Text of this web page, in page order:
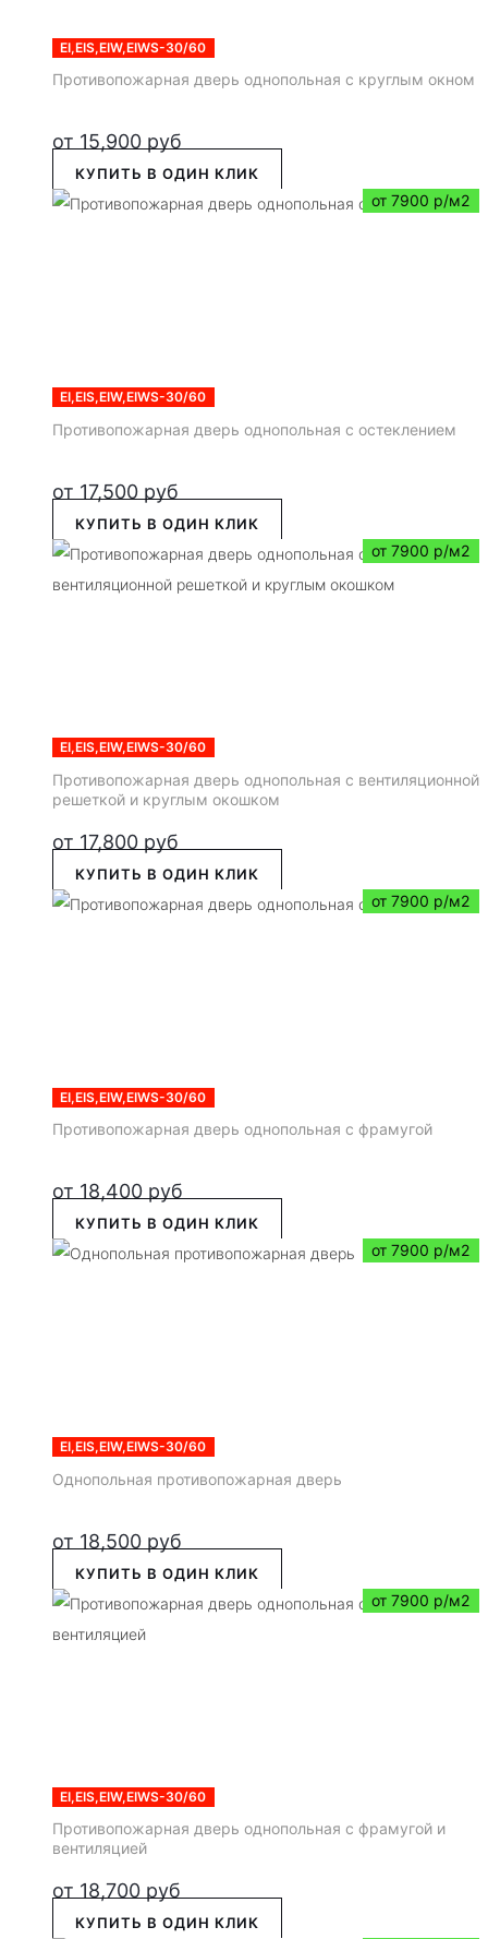
EI,EIS,EIW,EIWS-30/60
Противопожарная дверь однопольная с круглым окном
от 15,900 руб
КУПИТЬ В ОДИН КЛИК
от 7900 р/м2
EI,EIS,EIW,EIWS-30/60
Противопожарная дверь однопольная с остеклением
от 17,500 руб
КУПИТЬ В ОДИН КЛИК
от 7900 р/м2
EI,EIS,EIW,EIWS-30/60
Противопожарная дверь однопольная с вентиляционной
решеткой и круглым окошком
от 17,800 руб
КУПИТЬ В ОДИН КЛИК
от 7900 р/м2
EI,EIS,EIW,EIWS-30/60
Противопожарная дверь однопольная с фрамугой
от 18,400 руб
КУПИТЬ В ОДИН КЛИК
от 7900 р/м2
EI,EIS,EIW,EIWS-30/60
Однопольная противопожарная дверь
от 18,500 руб
КУПИТЬ В ОДИН КЛИК
от 7900 р/м2
EI,EIS,EIW,EIWS-30/60
Противопожарная дверь однопольная с фрамугой и
вентиляцией
от 18,700 руб
КУПИТЬ В ОДИН КЛИК